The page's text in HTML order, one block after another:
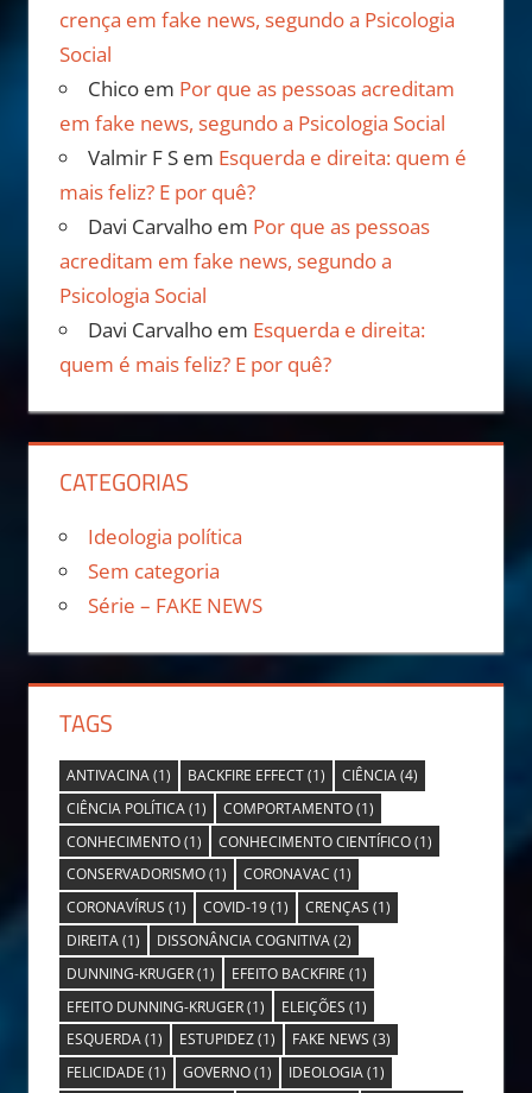
crença em fake news, segundo a Psicologia
Social
Chicoem Por que as pessoas acreditam
em fake news, segundo a Psicologia Social
Valmir F Sem Esquerda e direita: quem é
mais feliz? E por quê?
Davi Carvalhoem Por que as pessoas
acreditam em fake news, segundo a
Psicologia Social
Davi Carvalhoem Esquerda e direita:
quem é mais feliz? E por quê?
CATEGORIAS
Ideologia política
Sem categoria
Série – FAKE NEWS
TAGS
ANTIVACINA(1) BACKFIRE EFFECT(1) CIÊNCIA(4)
CIÊNCIA POLÍTICA(1) COMPORTAMENTO(1)
CONHECIMENTO(1) CONHECIMENTO CIENTÍFICO(1)
CONSERVADORISMO(1) CORONAVAC (1)
CORONAVÍRUS (1) COVID-19(1) CRENÇAS (1)
DIREITA(1) DISSONÂNCIA COGNITIVA(2)
DUNNING-KRUGER(1) EFEITO BACKFIRE (1)
EFEITO DUNNING-KRUGER(1) ELEIÇÕES (1)
ESQUERDA(1) ESTUPIDEZ(1) FAKE NEWS (3)
FELICIDADE (1) GOVERNO(1) IDEOLOGIA(1)